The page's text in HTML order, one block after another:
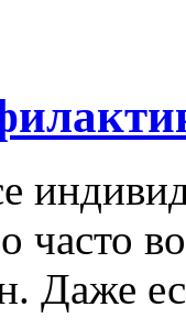
часто
Даже